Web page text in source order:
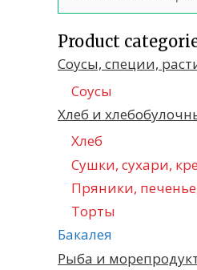
Product
Соусы, специи,
Соусы
Хлеб и
Хлеб
Сушки, сухари,
Пряники,
Торты
Бакалея
Рыба и